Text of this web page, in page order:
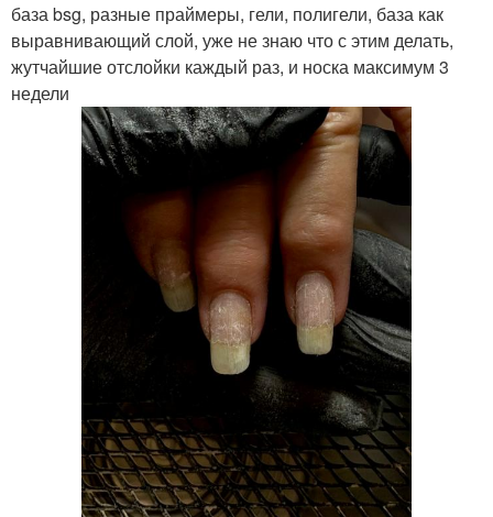
база bsg, разные праймеры, гели, полигели, база как
выравнивающий слой, уже не знаю что с этим делать,
жутчайшие отслойки каждый раз, и носка максимум 3
недели